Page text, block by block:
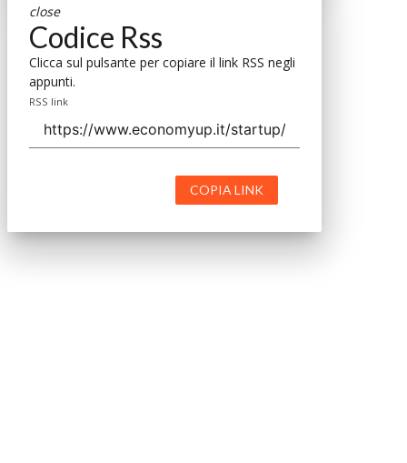
close
Codice Rss
Clicca sul pulsante per copiare il link RSS negli
appunti.
RSS link
COPIA LINK